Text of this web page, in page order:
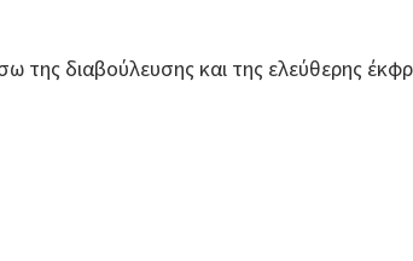
διαβούλευσης και της ελεύθερης